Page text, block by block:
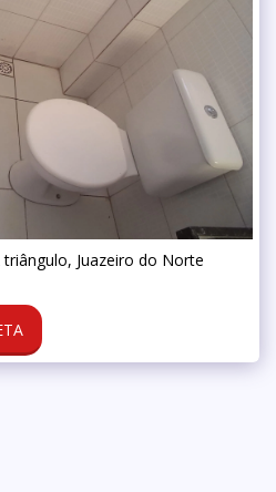
triângulo, Juazeiro do Norte